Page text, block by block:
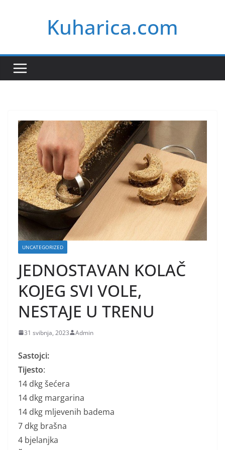
Kuharica.com
UNCATEGORIZED
JEDNOSTAVAN KOLAČ
KOJEG SVI VOLE,
NESTAJE U TRENU
31 svibnja, 2023 Admin
Sastojci:
Tijesto:
14 dkg šećera
14 dkg margarina
14 dkg mljevenih badema
7 dkg brašna
4 bjelanjka